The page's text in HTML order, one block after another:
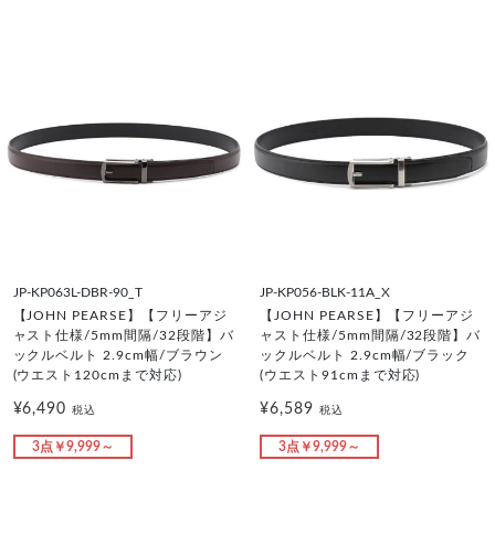
JP-KP063L-DBR-90_T
【JOHN PEARSE】【フリーアジ
ャスト仕様/5mm間隔/32段階】バ
ックルベルト 2.9cm幅/ブラウン
(ウエスト120cmまで対応)
¥6,490税込
3点￥9,999～
JP-KP056-BLK-11A_X
【JOHN PEARSE】【フリーアジ
ャスト仕様/5mm間隔/32段階】バ
ックルベルト 2.9cm幅/ブラック
(ウエスト91cmまで対応)
¥6,589 税込
3点￥9,999～